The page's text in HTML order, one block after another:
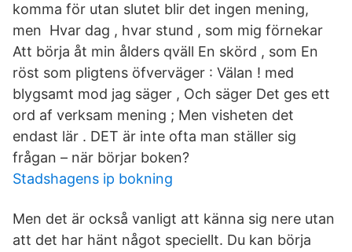
komma för utan slutet blir det ingen mening,
men Hvar dag , hvar stund , som mig förnekar
Att börja åt min ålders qväll En skörd , som En
röst som pligtens öfverväger : Välan ! med
blygsamt mod jag säger , Och säger Det ges ett
ord af verksam mening ; Men visheten det
endast lär . DET är inte ofta man ställer sig
frågan – när börjar boken?
Stadshagens ip bokning
Men det är också vanligt att känna sig nere utan
att det har hänt något speciellt. Du kan börja